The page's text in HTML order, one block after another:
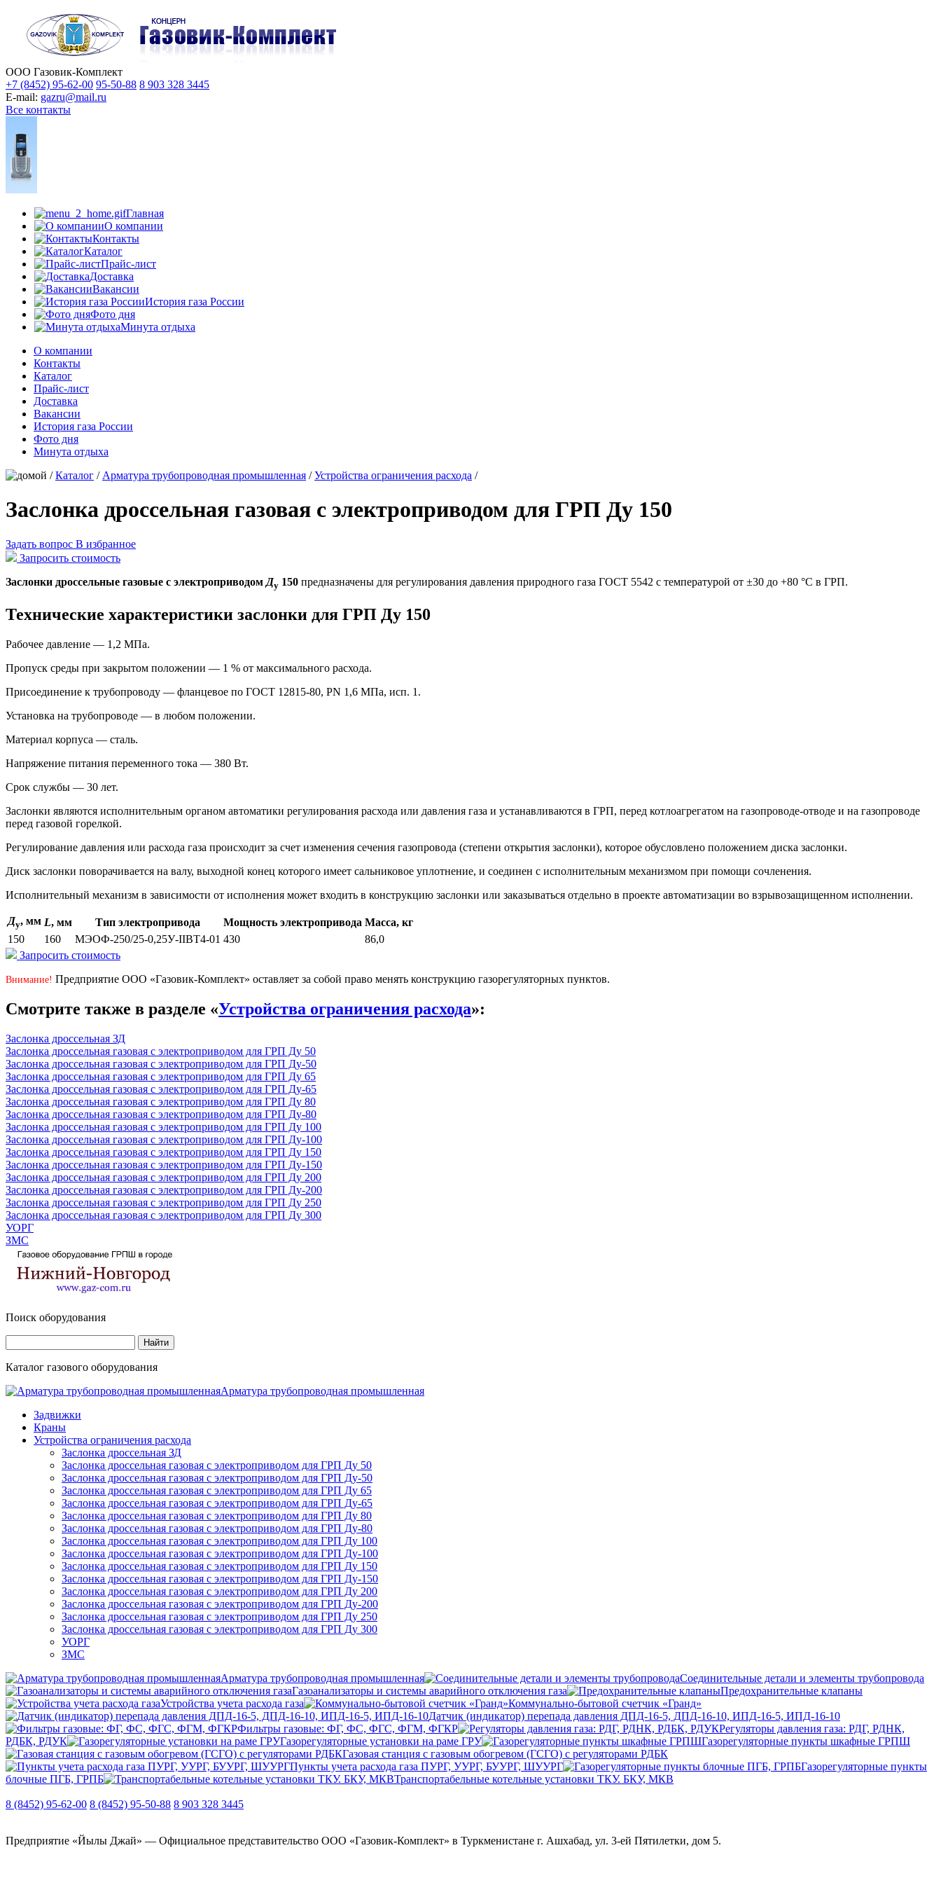
ООО Газовик-Комплект
+7 (8452) 95-62-00 95-50-88 8 903 328 3445
E-mail: gazru@mail.ru
Все контакты
Главная
О компании
Контакты
Каталог
Прайс-лист
Доставка
Вакансии
История газа России
Фото дня
Минута отдыха
О компании
Контакты
Каталог
Прайс-лист
Доставка
Вакансии
История газа России
Фото дня
Минута отдыха
/Каталог / Арматура трубопроводная промышленная /Устройства ограничения расхода /
Заслонка дроссельная газовая с электроприводом для ГРП Ду 150
Задать вопрос В избранное
Запросить стоимость
Заслонки дроссельные газовые с электроприводом Ду 150 предназначены для регулирования давления природного газа ГОСТ 5542 с температурой от ±30 до +80 °С в ГРП.
Технические характеристики заслонки для ГРП Ду 150
Рабочее давление — 1,2 МПа.
Пропуск среды при закрытом положении — 1 % от максимального расхода.
Присоединение к трубопроводу — фланцевое по ГОСТ 12815-80, PN 1,6 МПа, исп. 1.
Установка на трубопроводе — в любом положении.
Материал корпуса — сталь.
Напряжение питания переменного тока — 380 Вт.
Срок службы — 30 лет.
Заслонки являются исполнительным органом автоматики регулирования расхода или давления газа и устанавливаются в ГРП, перед котлоагрегатом на газопроводе-отводе и на газопроводе
перед газовой горелкой.
Регулирование давления или расхода газа происходит за счет изменения сечения газопровода (степени открытия заслонки), которое обусловлено положением диска заслонки.
Диск заслонки поворачивается на валу, выходной конец которого имеет сальниковое уплотнение, и соединен с исполнительным механизмом при помощи сочленения.
Исполнительный механизм в зависимости от исполнения может входить в конструкцию заслонки или заказываться отдельно в проекте автоматизации во взрывозащищенном исполнении.
Ду, мм L, мм Тип электропривода Мощность электропривода Масса, кг
150
160 МЭОФ-250/25-0,25У-IIВТ4-01 430
86,0
Запросить стоимость
Внимание! Предприятие ООО «Газовик-Комплект» оставляет за собой право менять конструкцию газорегуляторных пунктов.
Смотрите также в разделе «Устройства ограничения расхода»:
Заслонка дроссельная ЗД
Заслонка дроссельная газовая с электроприводом для ГРП Ду 50
Заслонка дроссельная газовая с электроприводом для ГРП Ду-50
Заслонка дроссельная газовая с электроприводом для ГРП Ду 65
Заслонка дроссельная газовая с электроприводом для ГРП Ду-65
Заслонка дроссельная газовая с электроприводом для ГРП Ду 80
Заслонка дроссельная газовая с электроприводом для ГРП Ду-80
Заслонка дроссельная газовая с электроприводом для ГРП Ду 100
Заслонка дроссельная газовая с электроприводом для ГРП Ду-100
Заслонка дроссельная газовая с электроприводом для ГРП Ду 150
Заслонка дроссельная газовая с электроприводом для ГРП Ду-150
Заслонка дроссельная газовая с электроприводом для ГРП Ду 200
Заслонка дроссельная газовая с электроприводом для ГРП Ду-200
Заслонка дроссельная газовая с электроприводом для ГРП Ду 250
Заслонка дроссельная газовая с электроприводом для ГРП Ду 300
УОРГ
ЗМС
Поиск оборудования
Каталог газового оборудования
Арматура трубопроводная промышленная
Задвижки
Краны
Устройства ограничения расхода
Заслонка дроссельная ЗД
Заслонка дроссельная газовая с электроприводом для ГРП Ду 50
Заслонка дроссельная газовая с электроприводом для ГРП Ду-50
Заслонка дроссельная газовая с электроприводом для ГРП Ду 65
Заслонка дроссельная газовая с электроприводом для ГРП Ду-65
Заслонка дроссельная газовая с электроприводом для ГРП Ду 80
Заслонка дроссельная газовая с электроприводом для ГРП Ду-80
Заслонка дроссельная газовая с электроприводом для ГРП Ду 100
Заслонка дроссельная газовая с электроприводом для ГРП Ду-100
Заслонка дроссельная газовая с электроприводом для ГРП Ду 150
Заслонка дроссельная газовая с электроприводом для ГРП Ду-150
Заслонка дроссельная газовая с электроприводом для ГРП Ду 200
Заслонка дроссельная газовая с электроприводом для ГРП Ду-200
Заслонка дроссельная газовая с электроприводом для ГРП Ду 250
Заслонка дроссельная газовая с электроприводом для ГРП Ду 300
УОРГ
ЗМС
Арматура трубопроводная промышленная
Соединительные детали и элементы трубопровода
Газоанализаторы и системы аварийного отключения газа
Предохранительные клапаны
Устройства учета расхода газа
Коммунально-бытовой счетчик «Гранд»
Датчик (индикатор) перепада давления ДПД-16-5, ДПД-16-10, ИПД-16-5, ИПД-16-10
Фильтры газовые: ФГ, ФС, ФГС, ФГМ, ФГКР
Регуляторы давления газа: РДГ, РДНК,
РДБК, РДУК
Газорегуляторные установки на раме ГРУ
Газорегуляторные пункты шкафные ГРПШ
Газовая станция с газовым обогревом (ГСГО) с регуляторами РДБК
Пункты учета расхода газа ПУРГ, УУРГ, БУУРГ, ШУУРГ
Газорегуляторные пункты
блочные ПГБ, ГРПБ
Транспортабельные котельные установки ТКУ. БКУ, МКВ
8 (8452) 95-62-00 8 (8452) 95-50-88 8 903 328 3445
Предприятие «Йылы Джай» — Официальное представительство ООО «Газовик-Комплект» в Туркменистане г. Ашхабад, ул. 3-ей Пятилетки, дом 5.